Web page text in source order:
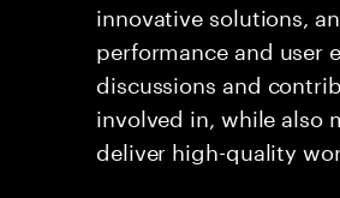
innovative solutions,
performance and user
discussions and
involved in, while also
deliver high-quality